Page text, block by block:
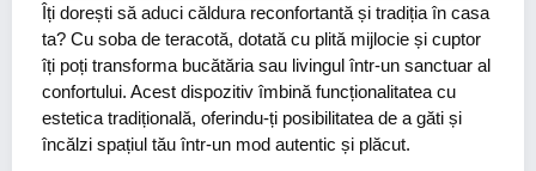
Îți dorești să aduci căldura reconfortantă și tradiția în casa
ta? Cu soba de teracotă, dotată cu plită mijlocie și cuptor
îți poți transforma bucătăria sau livingul într-un sanctuar al
confortului. Acest dispozitiv îmbină funcționalitatea cu
estetica tradițională, oferindu-ți posibilitatea de a găti și
încălzi spațiul tău într-un mod autentic și plăcut.